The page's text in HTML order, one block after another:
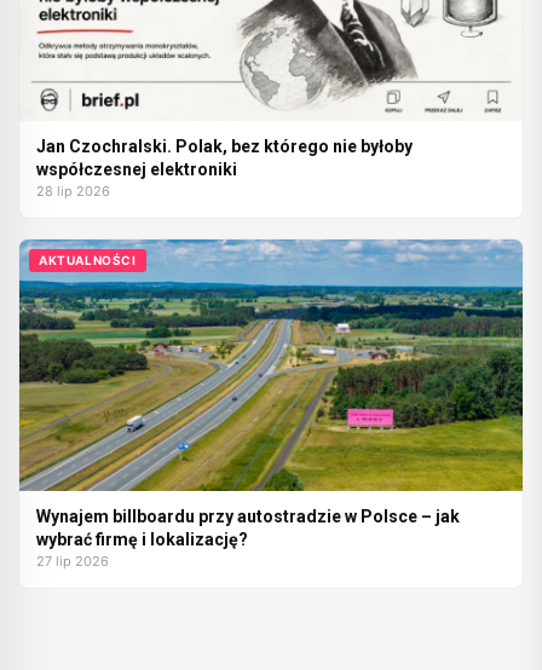
Jan Czochralski. Polak, bez którego nie byłoby
współczesnej elektroniki
28 lip 2026
AKTUALNOŚCI
Wynajem billboardu przy autostradzie w Polsce – jak
wybrać firmę i lokalizację?
27 lip 2026